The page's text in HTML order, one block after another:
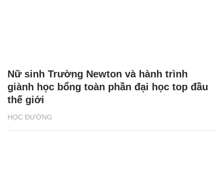
HỌC ĐƯỜNG
Nữ sinh Trường Newton và hành trình
giành học bổng toàn phần đại học top đầu
thế giới